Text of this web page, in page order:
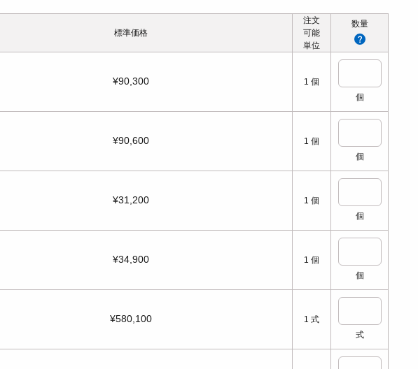
標準価格
注文
可能
単位
数量
¥90,300 1 個
個
¥90,600 1 個
個
¥31,200 1 個
個
¥34,900 1 個
個
¥580,100 1 式
式